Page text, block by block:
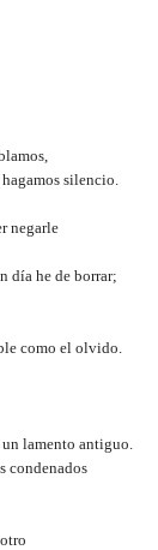
silencio.
negarle
día he de borrar;
como el olvido.
lamento antiguo.
condenados